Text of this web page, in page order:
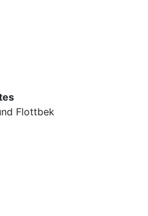
Flottbek